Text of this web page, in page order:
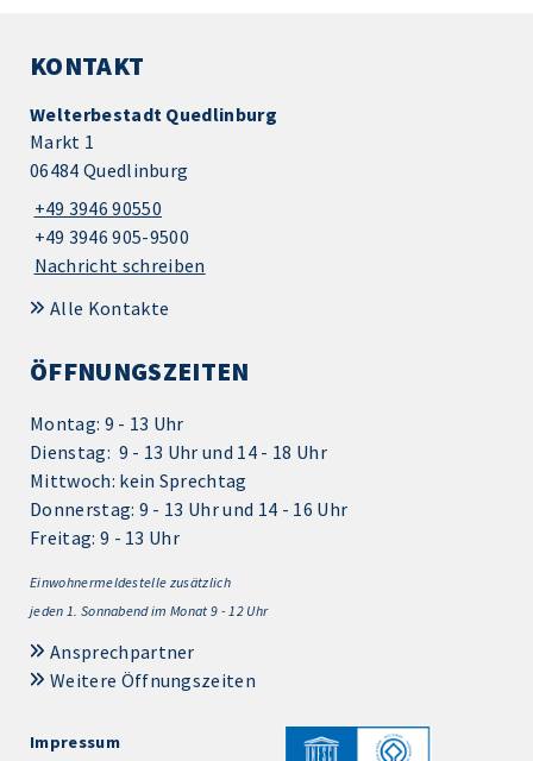
KONTAKT
Welterbestadt Quedlinburg
Markt 1
06484 Quedlinburg
+49 3946 90550
+49 3946 905-9500
Nachricht schreiben
Alle Kontakte
ÖFFNUNGSZEITEN
Montag: 9 - 13 Uhr
Dienstag: 9 - 13 Uhr und 14 - 18 Uhr
Mittwoch: kein Sprechtag
Donnerstag: 9 - 13 Uhr und 14 - 16 Uhr
Freitag: 9 - 13 Uhr
Einwohnermeldestelle zusätzlich
jeden 1. Sonnabend im Monat 9 - 12 Uhr
Ansprechpartner
Weitere Öffnungszeiten
Impressum